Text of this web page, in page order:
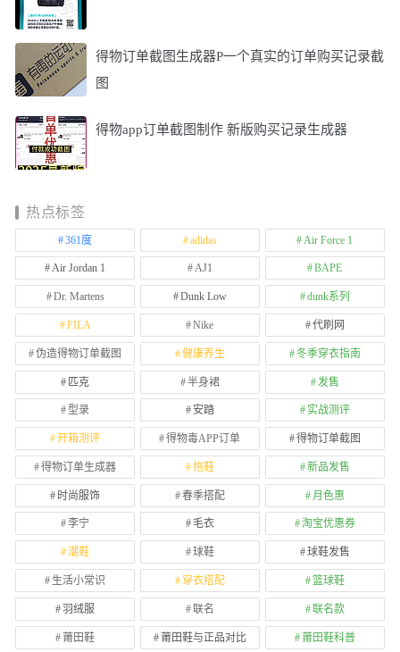
得物订单截图生成器P一个真实的订单购买记录截
图
得物app订单截图制作 新版购买记录生成器
热点标签
361度 adidas Air Force 1
Air Jordan 1 AJ1 BAPE
Dr. Martens Dunk Low dunk系列
FILA Nike 代刷网
伪造得物订单截图 健康养生 冬季穿衣指南
匹克 半身裙 发售
型录 安踏 实战测评
开箱测评 得物毒APP订单 得物订单截图
得物订单生成器 拖鞋 新品发售
时尚服饰 春季搭配 月色惠
李宁 毛衣 淘宝优惠券
潮鞋 球鞋 球鞋发售
生活小常识 穿衣搭配 篮球鞋
羽绒服 联名 联名款
莆田鞋 莆田鞋与正品对比 莆田鞋科普